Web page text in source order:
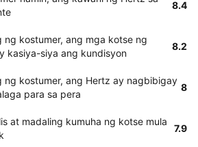
8.4
ng kostumer, ang mga kotse ng
kasiya-siya ang kundisyon
8.2
ng kostumer, ang Hertz ay nagbibigay
para sa pera
8
at madaling kumuha ng kotse mula
7.9